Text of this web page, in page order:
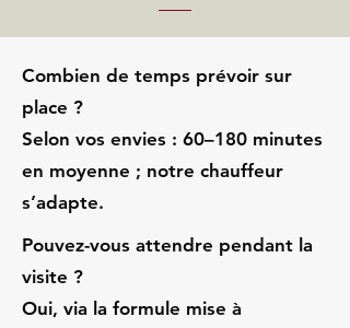
Combien de temps prévoir sur
place ?
Selon vos envies : 60–180 minutes
en moyenne ; notre chauffeur
s’adapte.
Pouvez-vous attendre pendant la
visite ?
Oui, via la formule mise à